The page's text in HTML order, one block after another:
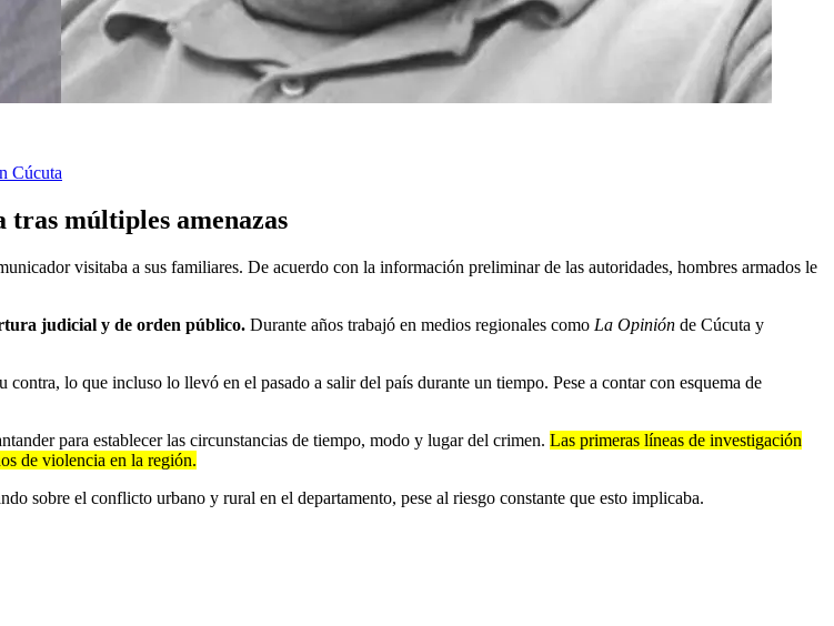
Cúcuta
múltiples amenazas
visitaba a sus familiares. De acuerdo con la información preliminar de las autoridades, hombres armados le
judicial y de orden público. Durante años trabajó en medios regionales como La Opinión de Cúcuta y
lo que incluso lo llevó en el pasado a salir del país durante un tiempo. Pese a contar con esquema de
para establecer las circunstancias de tiempo, modo y lugar del crimen. Las primeras líneas de investigación
de violencia en la región.
sobre el conflicto urbano y rural en el departamento, pese al riesgo constante que esto implicaba.